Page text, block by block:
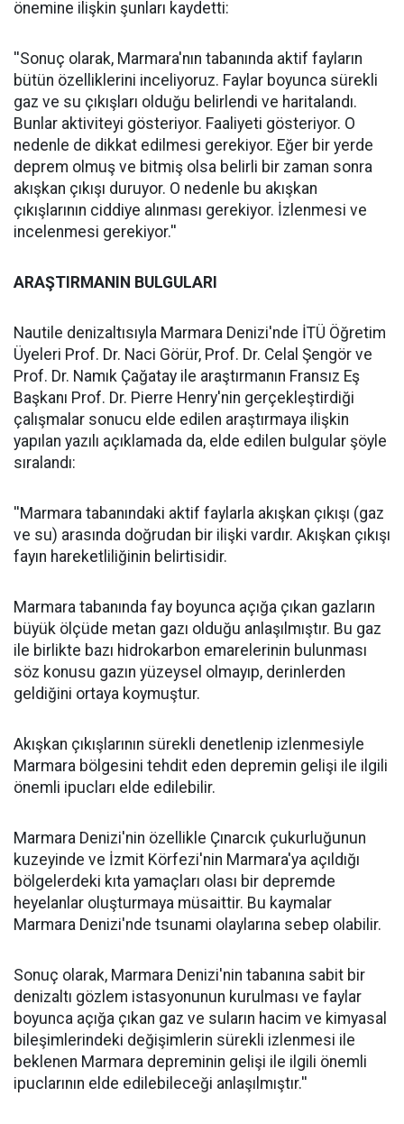
önemine ilişkin şunları kaydetti:
''Sonuç olarak, Marmara'nın tabanında aktif fayların
bütün özelliklerini inceliyoruz. Faylar boyunca sürekli
gaz ve su çıkışları olduğu belirlendi ve haritalandı.
Bunlar aktiviteyi gösteriyor. Faaliyeti gösteriyor. O
nedenle de dikkat edilmesi gerekiyor. Eğer bir yerde
deprem olmuş ve bitmiş olsa belirli bir zaman sonra
akışkan çıkışı duruyor. O nedenle bu akışkan
çıkışlarının ciddiye alınması gerekiyor. İzlenmesi ve
incelenmesi gerekiyor.''
ARAŞTIRMANIN BULGULARI
Nautile denizaltısıyla Marmara Denizi'nde İTÜ Öğretim
Üyeleri Prof. Dr. Naci Görür, Prof. Dr. Celal Şengör ve
Prof. Dr. Namık Çağatay ile araştırmanın Fransız Eş
Başkanı Prof. Dr. Pierre Henry'nin gerçekleştirdiği
çalışmalar sonucu elde edilen araştırmaya ilişkin
yapılan yazılı açıklamada da, elde edilen bulgular şöyle
sıralandı:
''Marmara tabanındaki aktif faylarla akışkan çıkışı (gaz
ve su) arasında doğrudan bir ilişki vardır. Akışkan çıkışı
fayın hareketliliğinin belirtisidir.
Marmara tabanında fay boyunca açığa çıkan gazların
büyük ölçüde metan gazı olduğu anlaşılmıştır. Bu gaz
ile birlikte bazı hidrokarbon emarelerinin bulunması
söz konusu gazın yüzeysel olmayıp, derinlerden
geldiğini ortaya koymuştur.
Akışkan çıkışlarının sürekli denetlenip izlenmesiyle
Marmara bölgesini tehdit eden depremin gelişi ile ilgili
önemli ipucları elde edilebilir.
Marmara Denizi'nin özellikle Çınarcık çukurluğunun
kuzeyinde ve İzmit Körfezi'nin Marmara'ya açıldığı
bölgelerdeki kıta yamaçları olası bir depremde
heyelanlar oluşturmaya müsaittir. Bu kaymalar
Marmara Denizi'nde tsunami olaylarına sebep olabilir.
Sonuç olarak, Marmara Denizi'nin tabanına sabit bir
denizaltı gözlem istasyonunun kurulması ve faylar
boyunca açığa çıkan gaz ve suların hacim ve kimyasal
bileşimlerindeki değişimlerin sürekli izlenmesi ile
beklenen Marmara depreminin gelişi ile ilgili önemli
ipuclarının elde edilebileceği anlaşılmıştır.''